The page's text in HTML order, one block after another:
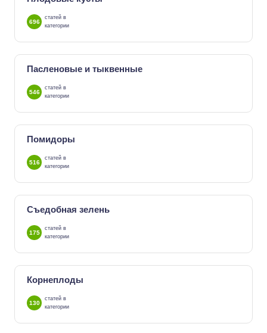
696
статей в
категории
Пасленовые и тыквенные
546
статей в
категории
Помидоры
516
статей в
категории
Съедобная зелень
175
статей в
категории
Корнеплоды
130
статей в
категории